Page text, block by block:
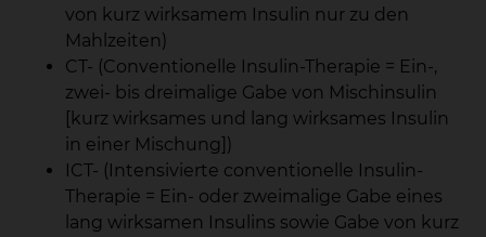
von kurz wirksamem Insulin nur zu den
Mahlzeiten)
CT- (Conventionelle Insulin-Therapie = Ein-,
zwei- bis dreimalige Gabe von Mischinsulin
[kurz wirksames und lang wirksames Insulin
in einer Mischung])
ICT- (Intensivierte conventionelle Insulin-
Therapie = Ein- oder zweimalige Gabe eines
lang wirksamen Insulins sowie Gabe von kurz